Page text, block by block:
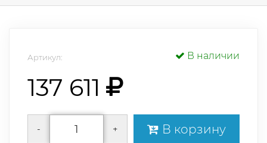
Артикул: В наличии
137 611
- + В корзину